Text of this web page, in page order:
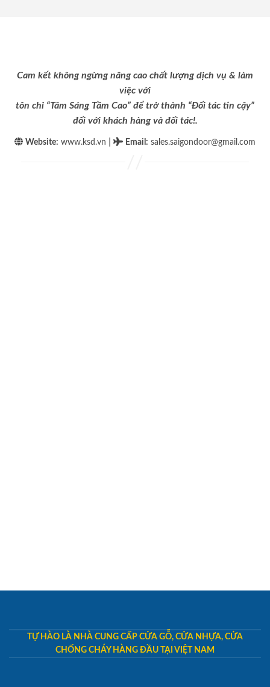
Cam kết không ngừng nâng cao chất lượng dịch vụ & làm
việc với
tôn chỉ “Tâm Sáng Tầm Cao” để trở thành “Đối tác tin cậy”
đối với khách hàng và đối tác!.
Website: www.ksd.vn Email : sales.saigondoor@gmail.com
TỰ HÀO LÀ NHÀ CUNG CẤP CỬA GỖ, CỬA NHỰA, CỬA
CHỐNG CHÁY HÀNG ĐẦU TẠI VIỆT NAM